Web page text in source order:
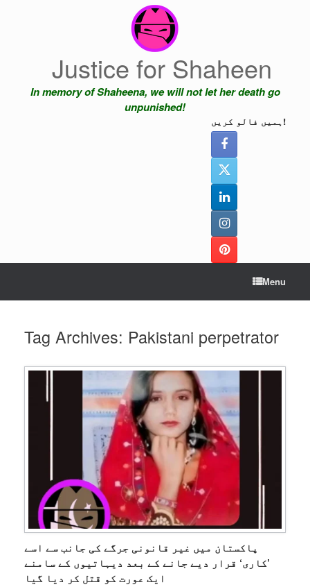
Justice for Shaheen
In memory of Shaheena, we will not let her death go
unpunished!
ہمیں فالو کریں!
Menu
Tag Archives: Pakistani perpetrator
پاکستان میں غیر قانونی جرگے کی جانب سے اسے
’کاری‘ قرار دیے جانے کے بعد دیہاتیوں کے سامنے
ایک عورت کو قتل کر دیا گیا